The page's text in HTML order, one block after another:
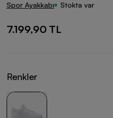
Spor Ayakkabı Stokta var
7.199,90 TL
Renkler